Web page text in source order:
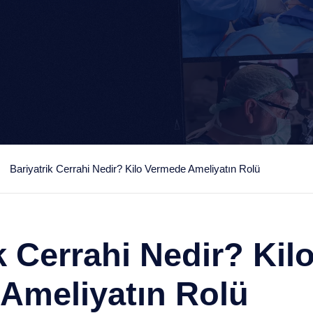
Bariyatrik Cerrahi Nedir? Kilo Vermede Ameliyatın Rolü
Cerrahi Nedir?
Rolü